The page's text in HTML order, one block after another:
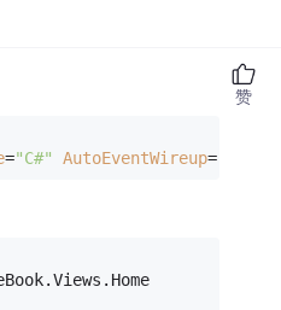
="C#" AutoEventWireup=
赞